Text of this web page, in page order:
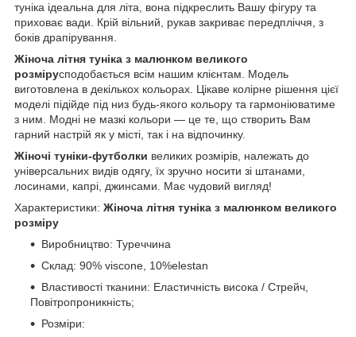
туніка ідеальна для літа, вона підкреслить Вашу фігуру та
приховає вади. Крій вільний, рукав закриває передпліччя, з
боків драпірування.
Жіноча літня туніка з малюнком великого
розмірусподобається всім нашим клієнтам. Модель
виготовлена в декількох кольорах. Цікаве колірне рішення цієї
моделі підійде під низ будь-якого кольору та гармоніюватиме
з ним. Модні не мазкі кольори — це те, що створить Вам
гарний настрій як у місті, так і на відпочинку.
Жіночі туніки-футболки великих розмірів, належать до
універсальних видів одягу, їх зручно носити зі штанами,
лосинами, капрі, джинсами. Має чудовий вигляд!
Характеристики: Жіноча літня туніка з малюнком великого
розміру
Виробництво: Туреччина
Склад: 90% viscone, 10%elestan
Властивості тканини: Еластичність висока / Стрейч,
Повітропроникність;
Розміри: